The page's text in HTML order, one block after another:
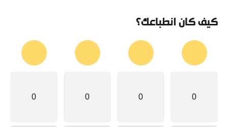
كيف كان انطباعك؟
0
0
0
0